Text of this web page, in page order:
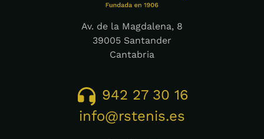
Av. de la Magdalena, 8
39005 Santander
Cantabria
942 27 30 16
info@rstenis.es